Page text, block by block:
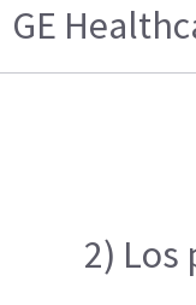
GE
2)